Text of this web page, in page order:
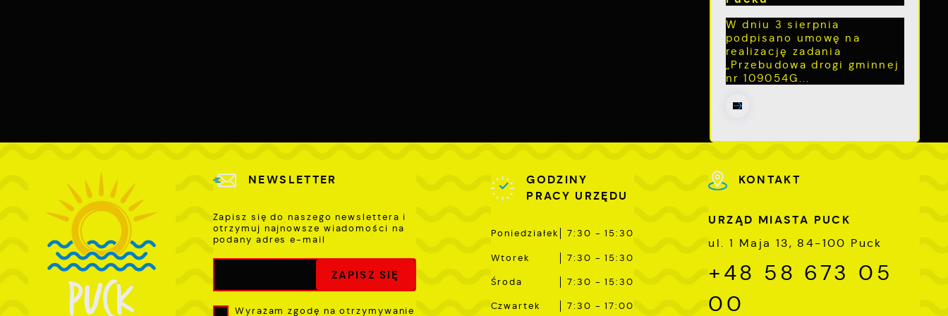
W dniu 3 sierpnia
podpisano umowę na
realizację zadania
„Przebudowa drogi gminnej
nr 109054G...
NEWSLETTER
Zapisz się do naszego newslettera i
otrzymuj najnowsze wiadomości na
podany adres e-mail
Wyrażam zgodę na otrzymywanie
GODZINY
PRACY URZĘDU
Poniedziałek 7:30 - 15:30
Wtorek 7:30 - 15:30
Środa 7:30 - 15:30
Czwartek 7:30 - 17:00
KONTAKT
URZĄD MIASTA PUCK
ul. 1 Maja 13, 84-100 Puck
+48 58 673 05
00